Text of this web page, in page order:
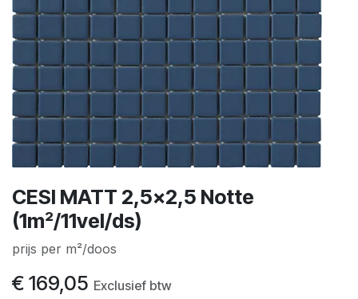
CESI MATT 2,5x2,5 Notte
(1m²/11vel/ds)
prijs per m²/doos
€ 169,05 Exclusief btw